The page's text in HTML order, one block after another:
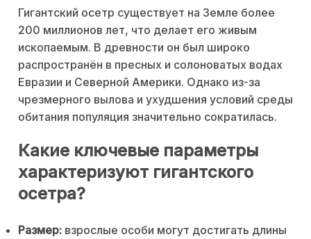
Гигантский осетр существует на Земле более
200 миллионов лет, что делает его живым
ископаемым. В древности он был широко
распространён в пресных и солоноватых водах
Евразии и Северной Америки. Однако из-за
чрезмерного вылова и ухудшения условий среды
обитания популяция значительно сократилась.
Какие ключевые параметры
характеризуют гигантского
осетра?
Размер: взрослые особи могут достигать длины